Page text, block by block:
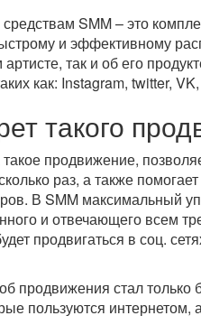
средствам SMM – это
и эффективному
так и об его
как: Instagram, twitter,
такого
такое продвижение,
раз, а также
В SMM максимальный
и отвечающего всем
продвигаться в соц.
продвижения стал только
пользуются интернетом,